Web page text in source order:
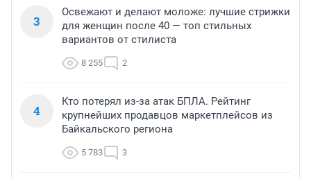
3
Освежают и делают моложе: лучшие стрижки
для женщин после 40 — топ стильных
вариантов от стилиста
8 255 2
4
Кто потерял из-за атак БПЛА. Рейтинг
крупнейших продавцов маркетплейсов из
Байкальского региона
5 783 3